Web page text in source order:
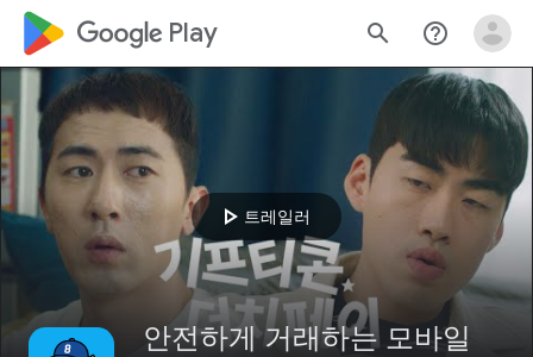
google_logo Play search help_outline
play_arrow 트레일러
안전하게 거래하는 모바일